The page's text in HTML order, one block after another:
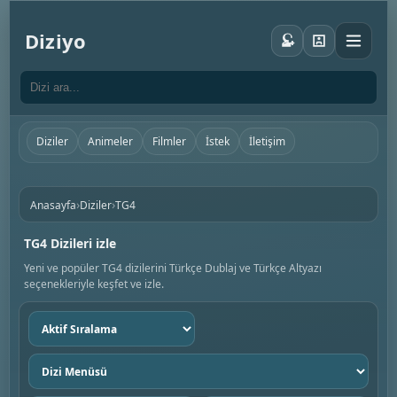
Diziyo
Diziler Animeler Filmler İstek İletişim
Anasayfa›Diziler›TG4
TG4 Dizileri izle
Yeni ve popüler TG4 dizilerini Türkçe Dublaj ve Türkçe Altyazı
seçenekleriyle keşfet ve izle.
Sıralama
seç
Dizi
menüsü